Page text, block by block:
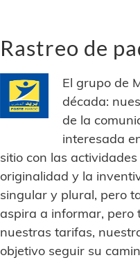
Rastreo de
El grupo de
década:
de la
interesada
sitio con las
originalidad y la
singular y plural, pero
aspira a informar, pero
nuestras tarifas,
objetivo seguir su